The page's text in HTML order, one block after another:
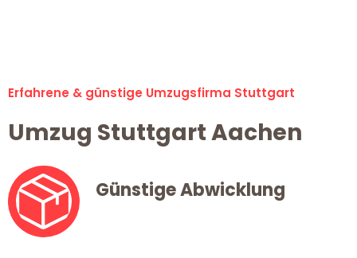
Erfahrene & günstige Umzugsfirma Stuttgart
Umzug Stuttgart Aachen
Günstige Abwicklung